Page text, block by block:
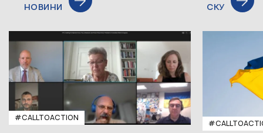
НОВИНИ
СКУ
#CALLTOACTION